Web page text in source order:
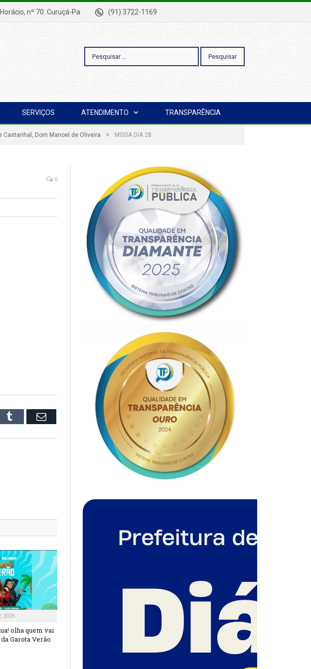
Horácio, nº 70. Curuçá-Pa (91) 3722-1169
Pesquisar
por:
SERVIÇOS ATENDIMENTO TRANSPARÊNCIA
Castanhal, Dom Manoel de Oliveira » MISSA DIA 28
0
Tumblr Email
2026
olha quem vai
Garota Verão